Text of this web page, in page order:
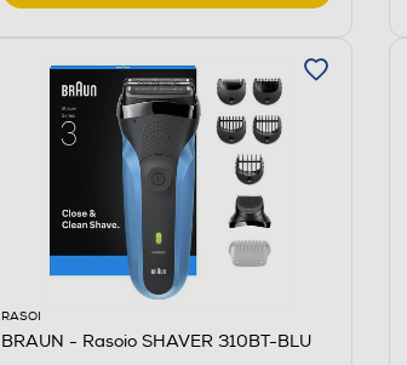
RASOI
BRAUN - Rasoio SHAVER 310BT-BLU